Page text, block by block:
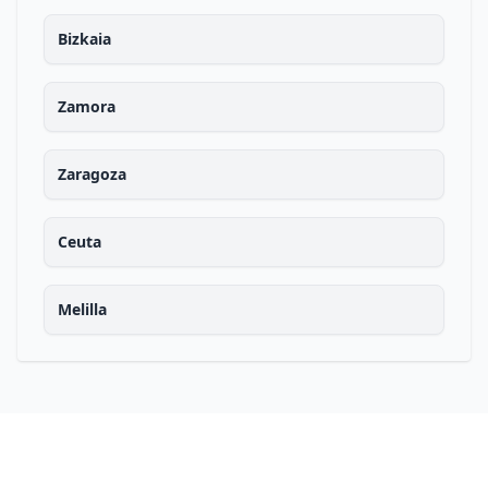
Bizkaia
Zamora
Zaragoza
Ceuta
Melilla